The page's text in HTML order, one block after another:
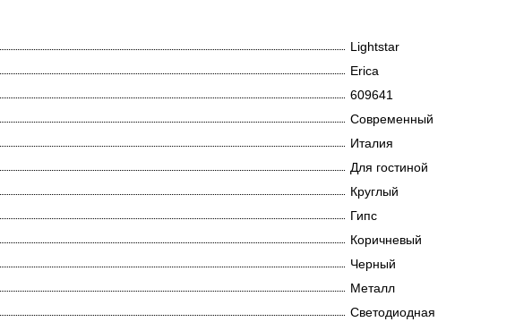
Lightstar
Erica
609641
Современный
Италия
Для гостиной
Круглый
Гипс
Коричневый
Черный
Металл
Светодиодная